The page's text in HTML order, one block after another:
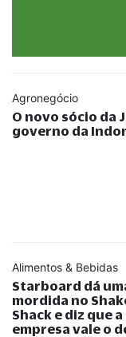
Agronegócio
O novo sócio da
governo da
Alimentos & Bebidas
Starboard dá
mordida no
Shack e diz que a
empresa vale o